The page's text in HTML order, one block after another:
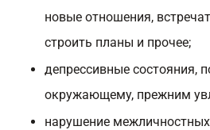
новые отношения,
строить планы и прочее;
депрессивные состояния,
окружающему, прежним
нарушение